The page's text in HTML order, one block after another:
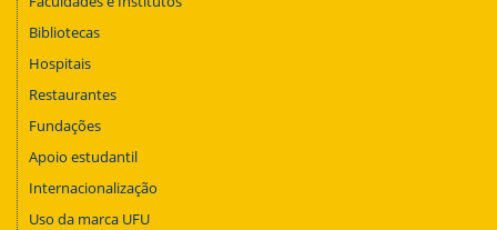
Bibliotecas
Hospitais
Restaurantes
Fundações
Apoio estudantil
Internacionalização
Uso da marca UFU